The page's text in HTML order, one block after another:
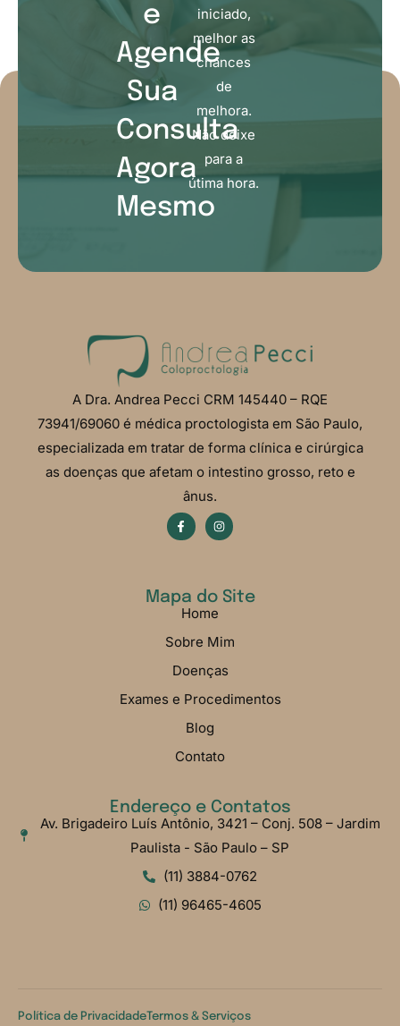
e
Agende
Sua
Consulta
Agora
Mesmo
iniciado,
melhor as
chances
de
melhora.
Não deixe
para a
útima hora.
A Dra. Andrea Pecci CRM 145440 – RQE
73941/69060 é médica proctologista em São Paulo,
especializada em tratar de forma clínica e cirúrgica
as doenças que afetam o intestino grosso, reto e
ânus.
Mapa do Site
Home
Sobre Mim
Doenças
Exames e Procedimentos
Blog
Contato
Endereço e Contatos
Av. Brigadeiro Luís Antônio, 3421 – Conj. 508 – Jardim
Paulista - São Paulo – SP
(11) 3884-0762
(11) 96465-4605
Política de Privacidade Termos & Serviços